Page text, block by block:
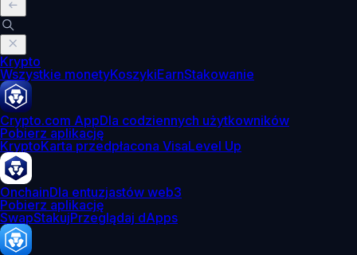
Krypto
Wszystkie monetyKoszykiEarnStakowanie
Crypto.com AppDla codziennych użytkowników
Pobierz aplikację
KryptoKarta przedpłacona VisaLevel Up
OnchainDla entuzjastów web3
Pobierz aplikację
SwapStakujPrzeglądaj dApps